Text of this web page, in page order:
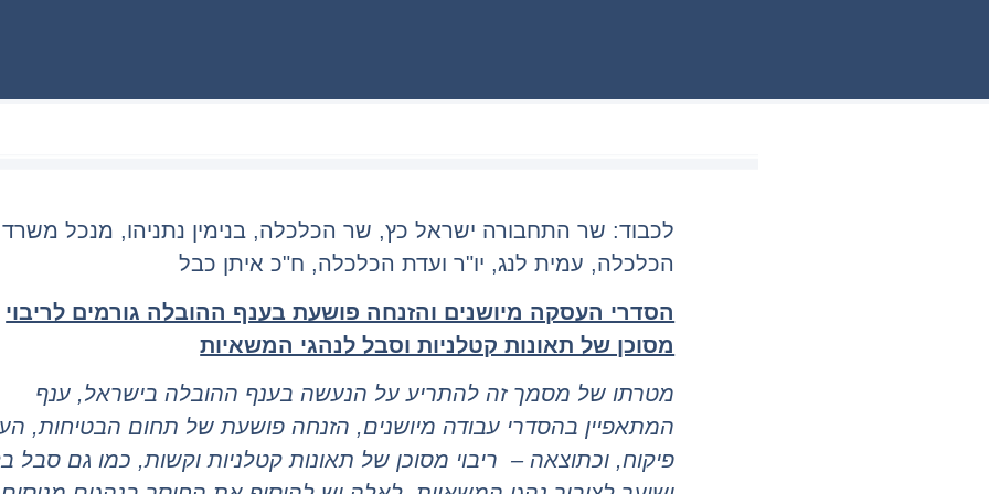
לכבוד: שר התחבורה ישראל כץ, שר הכלכלה, בנימין נתניהו, מנכל משרד
הכלכלה, עמית לנג, יו"ר ועדת הכלכלה, ח"כ איתן כבל
הסדרי העסקה מיושנים והזנחה פושעת בענף ההובלה גורמים לריבוי
מסוכן של תאונות קטלניות וסבל לנהגי המשאיות
מטרתו של מסמך זה להתריע על הנעשה בענף ההובלה בישראל, ענף
המתאפיין בהסדרי עבודה מיושנים, הזנחה פושעת של תחום הבטיחות,
פיקוח, וכתוצאה – ריבוי מסוכן של תאונות קטלניות וקשות, כמו גם סבל